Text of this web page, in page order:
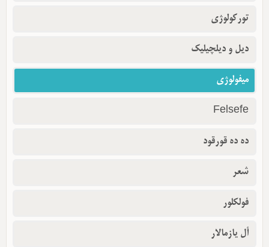
تورکولوژی
دیل و دیلچیلیک
میفولوژی
Felsefe
ده ده قورقود
شعر
فولکلور
أل یازمالار